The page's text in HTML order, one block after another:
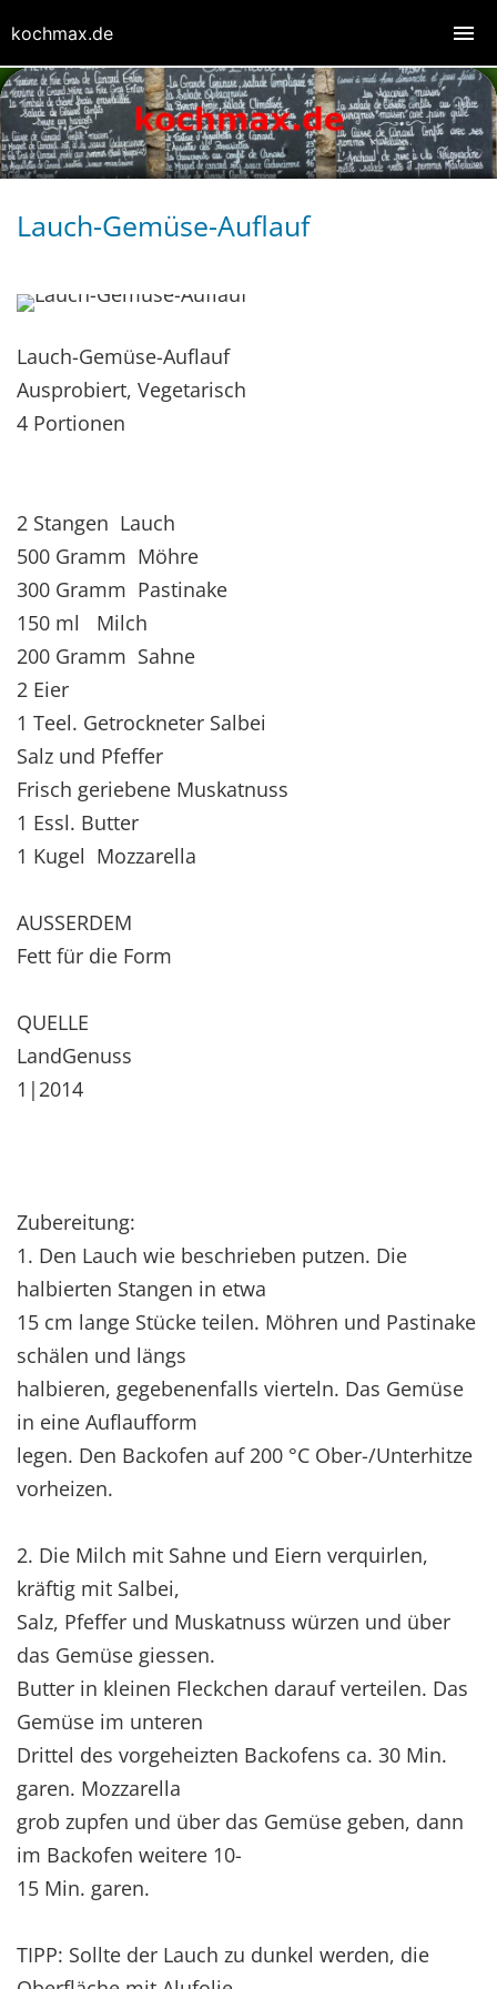
Lauch-Gemüse-Auflauf
Lauch-Gemüse-Auflauf
Ausprobiert, Vegetarisch
4 Portionen
2 Stangen Lauch
500 Gramm Möhre
300 Gramm Pastinake
150 ml Milch
200 Gramm Sahne
2 Eier
1 Teel. Getrockneter Salbei
Salz und Pfeffer
Frisch geriebene Muskatnuss
1 Essl. Butter
1 Kugel Mozzarella
AUSSERDEM
Fett für die Form
QUELLE
LandGenuss
1|2014
Zubereitung:
1. Den Lauch wie beschrieben putzen. Die
halbierten Stangen in etwa
15 cm lange Stücke teilen. Möhren und Pastinake
schälen und längs
halbieren, gegebenenfalls vierteln. Das Gemüse
in eine Auflaufform
legen. Den Backofen auf 200 °C Ober-/Unterhitze
vorheizen.
2. Die Milch mit Sahne und Eiern verquirlen,
kräftig mit Salbei,
Salz, Pfeffer und Muskatnuss würzen und über
das Gemüse giessen.
Butter in kleinen Fleckchen darauf verteilen. Das
Gemüse im unteren
Drittel des vorgeheizten Backofens ca. 30 Min.
garen. Mozzarella
grob zupfen und über das Gemüse geben, dann
im Backofen weitere 10-
15 Min. garen.
TIPP: Sollte der Lauch zu dunkel werden, die
kochmax.de